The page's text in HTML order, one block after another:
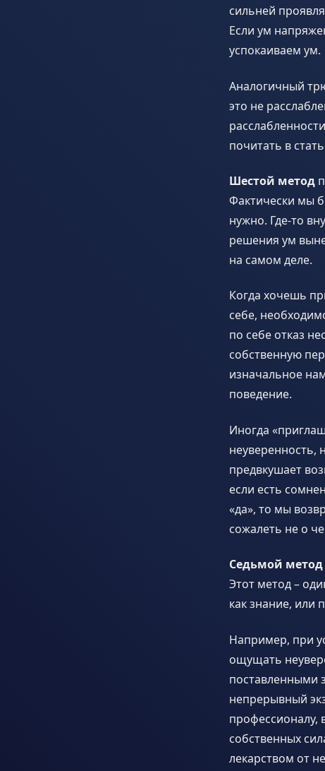
сильней
Если ум
успокаиваем ум.
Аналогичный
это не
почитать в
Шестой метод
Фактически мы
нужно. Где-то
решения ум
на самом деле.
Когда хочешь
себе,
по себе отказ
собственную
изначальное
поведение.
Иногда
неуверенность,
предвкушает
если есть
«да», то мы
сожалеть не о
Седьмой метод
Этот метод –
как знание, или
Например, при
ощущать
поставленными
непрерывный
профессионалу,
собственных
лекарством от